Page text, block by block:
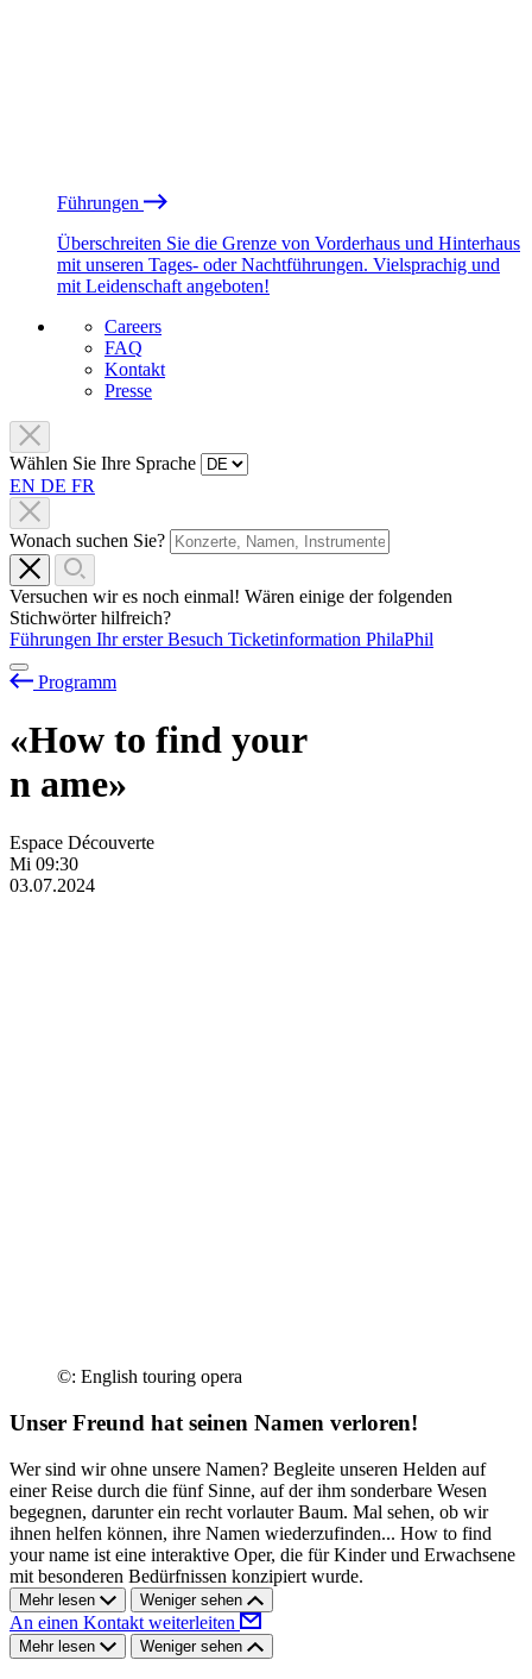
Führungen
Überschreiten Sie die Grenze von Vorderhaus und Hinterhaus
mit unseren Tages- oder Nachtführungen. Vielsprachig und
mit Leidenschaft angeboten!
Careers
FAQ
Kontakt
Presse
Wählen Sie Ihre Sprache
EN DE FR
Wonach suchen Sie?
Versuchen wir es noch einmal! Wären einige der folgenden
Stichwörter hilfreich?
Führungen Ihr erster Besuch Ticketinformation PhilaPhil
Programm
«How to find your
n ame»
Espace Découverte
Mi 09:30
03.07.2024
©: English touring opera
Unser Freund hat seinen Namen verloren!
Wer sind wir ohne unsere Namen? Begleite unseren Helden auf
einer Reise durch die fünf Sinne, auf der ihm sonderbare Wesen
begegnen, darunter ein recht vorlauter Baum. Mal sehen, ob wir
ihnen helfen können, ihre Namen wiederzufinden... How to find
your name ist eine interaktive Oper, die für Kinder und Erwachsene
mit besonderen Bedürfnissen konzipiert wurde.
Mehr lesen Weniger sehen
An einen Kontakt weiterleiten
Mehr lesen Weniger sehen